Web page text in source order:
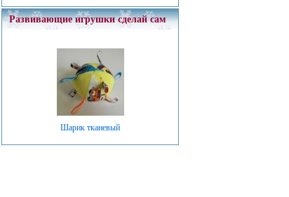
Развивающие игрушки сделай сам
Шарик тканевый